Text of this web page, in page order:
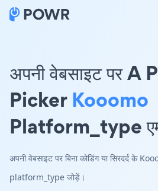
अपनी वेबसाइट पर
PickerKooomo
Platform_type
अपनी वेबसाइट पर बिना कोडिंग या सिरदर्द के
platform_type जोड़ें।